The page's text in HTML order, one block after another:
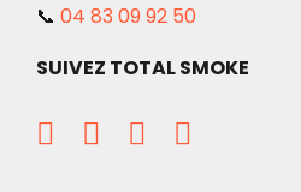
📞 04 83 09 92 50
SUIVEZ TOTAL SMOKE